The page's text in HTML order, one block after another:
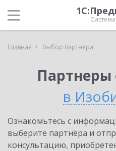
Главная Выбор партнёра
в
Ознакомьтесь с
выберите партнёра и
консультацию,